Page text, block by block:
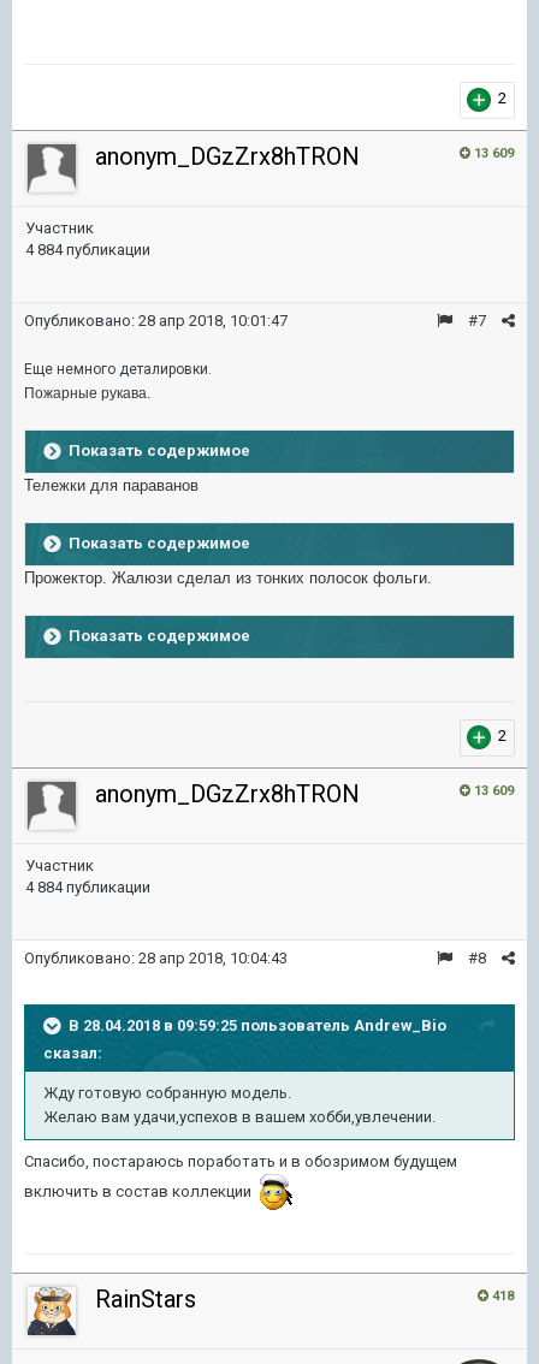
2
13 609
anonym_DGzZrx8hTRON
Участник
4 884 публикации
#7
Опубликовано: 28 апр 2018, 10:01:47
Еще немного деталировки.
Пожарные рукава.
Показать содержимое
Тележки для параванов
Показать содержимое
Прожектор. Жалюзи сделал из тонких полосок фольги.
Показать содержимое
2
13 609
anonym_DGzZrx8hTRON
Участник
4 884 публикации
#8
Опубликовано: 28 апр 2018, 10:04:43
В 28.04.2018 в 09:59:25 пользователь Andrew_Bio
сказал:
Жду готовую собранную модель.
Желаю вам удачи,успехов в вашем хобби,увлечении.
Спасибо, постараюсь поработать и в обозримом будущем
включить в состав коллекции
418
RainStars